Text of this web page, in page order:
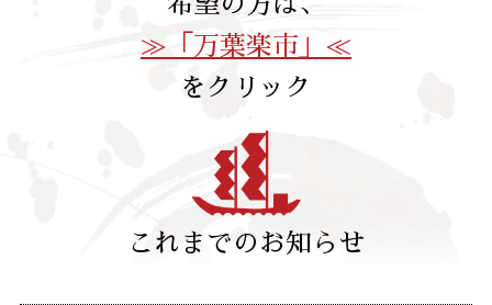
≫「万葉楽市」≪
をクリック
これまでのお知らせ